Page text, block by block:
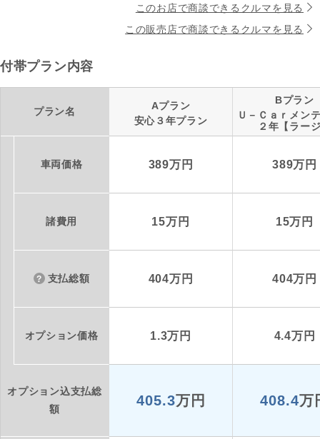
このお店で商談できるクルマを見る
この販売店で商談できるクルマを見る
付帯プラン内容
プラン名
Aプラン
安心３年プラン
Bプラン
Ｕ－Ｃａｒメン
２年【ラー
車両価格 389万円 389万円
諸費用 15万円 15万円
支払総額 404万円 404万円
オプション価格 1.3万円 4.4万円
オプション込支払総
額
405.3万円 408.4万